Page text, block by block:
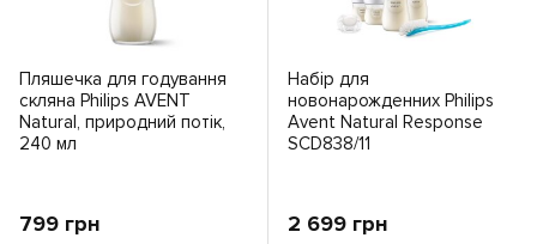
Пляшечка для годування
скляна Philips AVENT
Natural, природний потік,
240 мл
799 грн
Набір для
новонарожденних Philips
Avent Natural Response
SCD838/11
2 699 грн